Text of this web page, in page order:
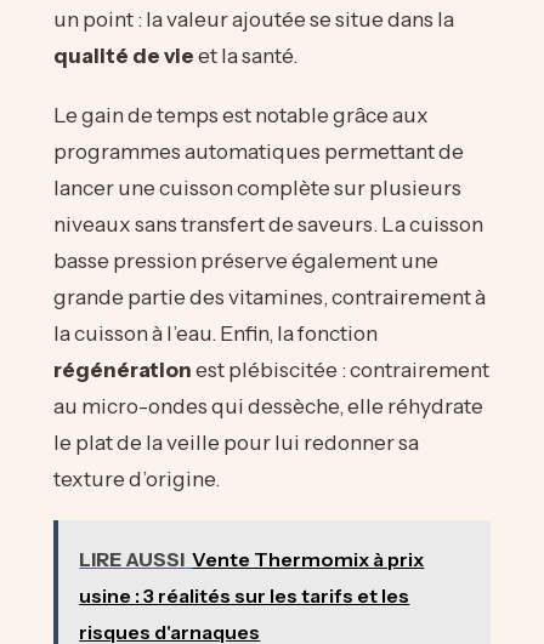
un point : la valeur ajoutée se situe dans la
qualité de vieet la santé.
Le gain de temps est notable grâce aux
programmes automatiques permettant de
lancer une cuisson complète sur plusieurs
niveaux sans transfert de saveurs. La cuisson
basse pression préserve également une
grande partie des vitamines, contrairement à
la cuisson à l’eau. Enfin, la fonction
régénérationest plébiscitée : contrairement
au micro-ondes qui dessèche, elle réhydrate
le plat de la veille pour lui redonner sa
texture d’origine.
LIRE AUSSI Vente Thermomix à prix
usine : 3 réalités sur les tarifs et les
risques d'arnaques